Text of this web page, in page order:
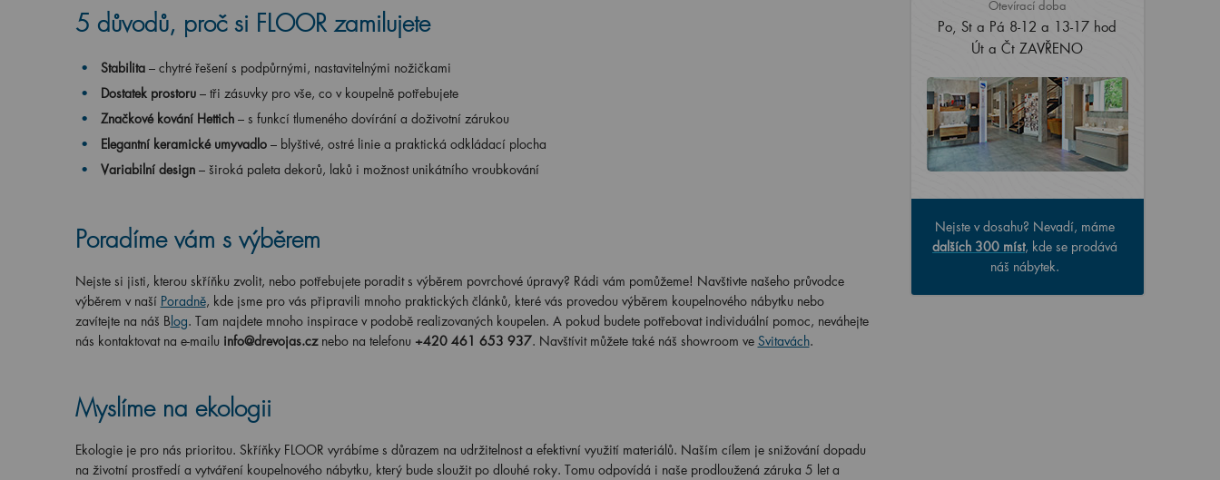
5 důvodů, proč si FLOOR zamilujete
Stabilita– chytré řešení s podpůrnými, nastavitelnými nožičkami
Dostatek prostoru– tři zásuvky pro vše, co v koupelně potřebujete
Značkové kování Hettich– s funkcí tlumeného dovírání a doživotní zárukou
Elegantní keramické umyvadlo– blyštivé, ostré linie a praktická odkládací plocha
Variabilní design– široká paleta dekorů, laků i možnost unikátního vroubkování
Poradíme vám s výběrem
Nejste si jisti, kterou skříňku zvolit, nebo potřebujete poradit s výběrem povrchové úpravy? Rádi vám pomůžeme! Navštivte našeho průvodce
výběrem v naší Poradně, kde jsme pro vás připravili mnoho praktických článků, které vás provedou výběrem koupelnového nábytku nebo
zavítejte na náš Blog. Tam najdete mnoho inspirace v podobě realizovaných koupelen. A pokud budete potřebovat individuální pomoc, neváhejte
nás kontaktovat na e-mailu info@drevojas.cznebo na telefonu +420 461 653 937. Navštívit můžete také náš showroom ve Svitavách.
Myslíme na ekologii
Ekologie je pro nás prioritou. Skříňky FLOOR vyrábíme s důrazem na udržitelnost a efektivní využití materiálů. Naším cílem je snižování dopadu
na životní prostředí a vytváření koupelnového nábytku, který bude sloužit po dlouhé roky. Tomu odpovídá i naše prodloužená záruka 5 let a
Otevírací doba
Po, St a Pá 8-12 a 13-17 hod
Út a Čt ZAVŘENO
Nejste v dosahu? Nevadí, máme
dalších 300 míst, kde se prodává
náš nábytek.